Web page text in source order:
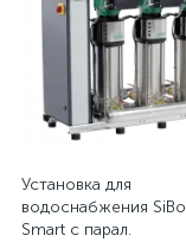
Установка для
водоснабжения
Smart с парал.